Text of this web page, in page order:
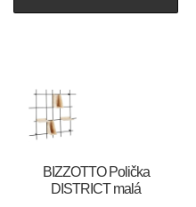
BIZZOTTO Polička
DISTRICT malá